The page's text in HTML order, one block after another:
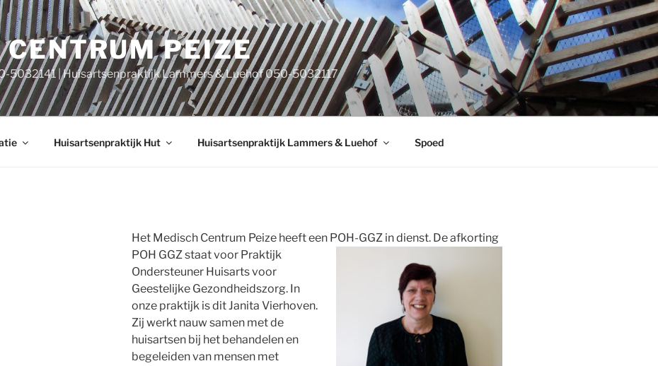
CENTRUM PEIZE
5032141 | Huisartsenpraktijk Lammers & Luehof 050-5032117
Huisartsenpraktijk Hut Huisartsenpraktijk Lammers & Luehof Spoed
Het Medisch Centrum Peize heeft een POH-GGZ in dienst. De afkorting
POH GGZ staatvoor Praktijk
Ondersteuner Huisarts voor
Geestelijke Gezondheidszorg. In
onze praktijk is dit Janita Vierhoven.
Zij werkt nauw samen met de
huisartsen bij het behandelen en
begeleiden van mensen met